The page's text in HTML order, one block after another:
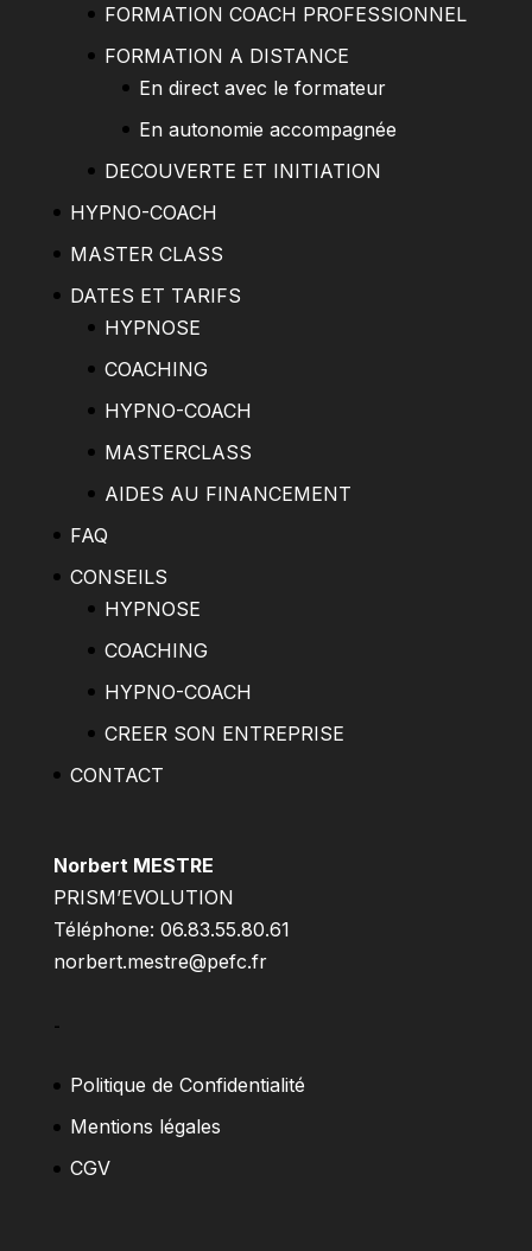
FORMATION COACH PROFESSIONNEL
FORMATION A DISTANCE
En direct avec le formateur
En autonomie accompagnée
DECOUVERTE ET INITIATION
HYPNO-COACH
MASTER CLASS
DATES ET TARIFS
HYPNOSE
COACHING
HYPNO-COACH
MASTERCLASS
AIDES AU FINANCEMENT
FAQ
CONSEILS
HYPNOSE
COACHING
HYPNO-COACH
CREER SON ENTREPRISE
CONTACT
Norbert MESTRE
PRISM’EVOLUTION
Téléphone: 06.83.55.80.61
norbert.mestre@pefc.fr
–
Politique de Confidentialité
Mentions légales
CGV